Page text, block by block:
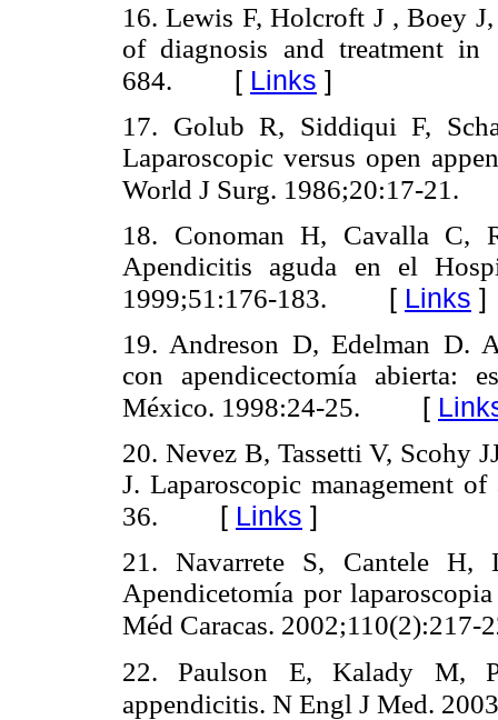
16. Lewis F, Holcroft J , Boey
of diagnosis and treatment in
684. [ Links ]
17. Golub R, Siddiqui F,
Laparoscopic versus open
World J Surg. 1986;20:17-21.
18. Conoman H, Cavalla C,
Apendicitis aguda en el
1999;51:176-183. [ Links ]
19. Andreson D, Edelman D.
con apendicectomía abierta:
México. 1998:24-25. [
20. Nevez B, Tassetti V, Scohy
J. Laparoscopic management
36. [ Links ]
21. Navarrete S, Cantele H,
Apendicetomía por
Méd Caracas. 2002;110(2):217-
22. Paulson E, Kalady M,
appendicitis. N Engl J Med.